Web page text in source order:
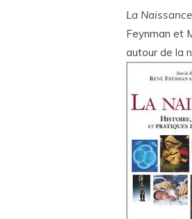
La
Feynman et
autour de la